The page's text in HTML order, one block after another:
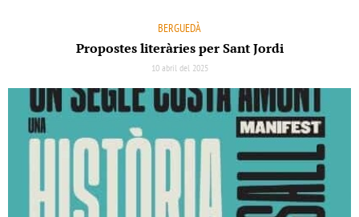
BERGUEDÀ
Propostes literàries per Sant Jordi
10 abril del 2025